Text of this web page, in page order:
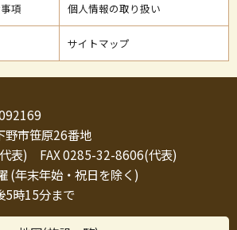
項 個人情報の取り扱い
サイトマップ
野市笹原26番地
表) FAX 0285-32-8606(代表)
(年末年始・祝日を除く)
5時15分まで